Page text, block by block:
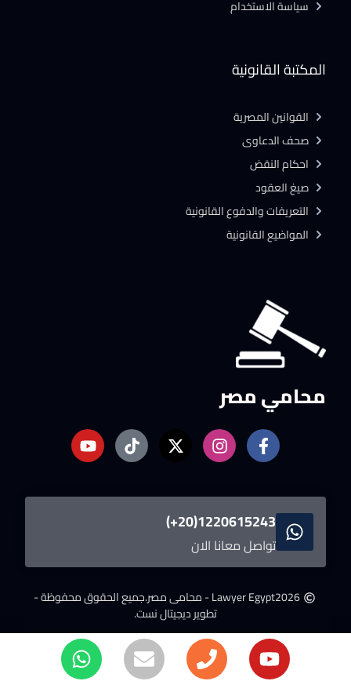
محامي مصر
1220615243(20+)
تواصل معانا الان
2026Lawyer Egypt - محامى مصر.
جميع الحقوق محفوظة -
تطوير ديجيتال نست.
المكتبة القانونية
القوانين المصرية
صحف الدعاوى
احكام النقض
صيغ العقود
التعريفات والدفوع القانونية
المواضيع القانونية
سياسة الاستخدام